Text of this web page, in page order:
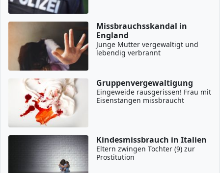
Missbrauchsskandal in
England
Junge Mutter vergewaltigt und
lebendig verbrannt
Gruppenvergewaltigung
Eingeweide rausgerissen! Frau mit
Eisenstangen missbraucht
Kindesmissbrauch in Italien
Eltern zwingen Tochter (9) zur
Prostitution